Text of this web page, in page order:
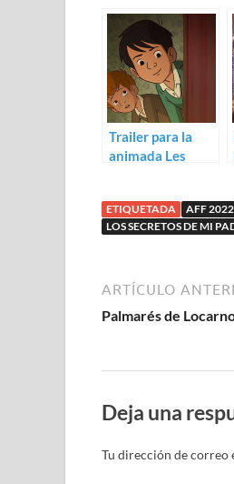
Trailer para la
animada Les
ETIQUETADA AFF 2022
LOS SECRETOS DE MI
ARTÍCULO
Palmarés de
Deja una
Tu dirección de correo